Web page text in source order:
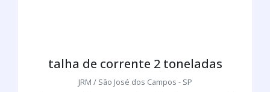
talha de corrente 2 toneladas
JRM / São José dos Campos - SP